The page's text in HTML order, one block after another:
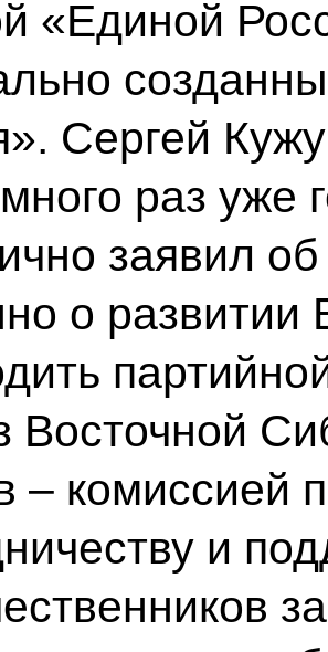
«Единой
Сергей
раз уже
заявил
о развитии
Восточной
– комиссией
и